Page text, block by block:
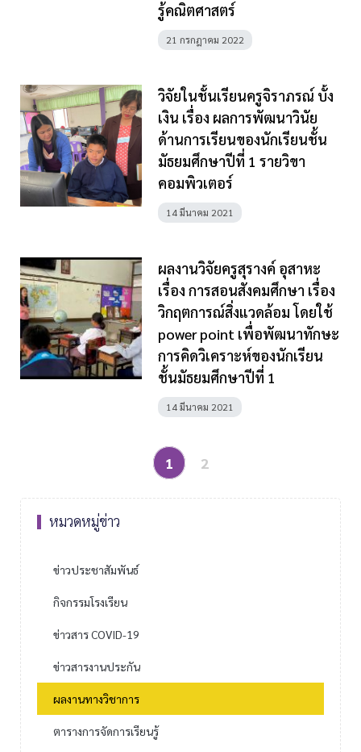
รู้คณิตศาสตร์
21 กรกฎาคม 2022
วิจัยในชั้นเรียนครูจิราภรณ์ บั้ง
เงิน เรื่อง ผลการพัฒนาวินัย
ด้านการเรียนของนักเรียนชั้น
มัธยมศึกษาปีที่ 1 รายวิขา
คอมพิวเตอร์
14 มีนาคม 2021
ผลงานวิจัยครูสุรางค์ อุสาหะ
เรื่อง การสอนสังคมศึกษา เรื่อง
วิกฤตการณ์สิ่งแวดล้อม โดยใช้
power point เพื่อพัฒนาทักษะ
การคิดวิเคราะห์ของนักเรียน
ชั้นมัธยมศึกษาปีที่ 1
14 มีนาคม 2021
1 2
หมวดหมู่ข่าว
ข่าวประชาสัมพันธ์
กิจกรรมโรงเรียน
ข่าวสาร COVID-19
ข่าวสารงานประกัน
ผลงานทางวิชาการ
ตารางการจัดการเรียนรู้